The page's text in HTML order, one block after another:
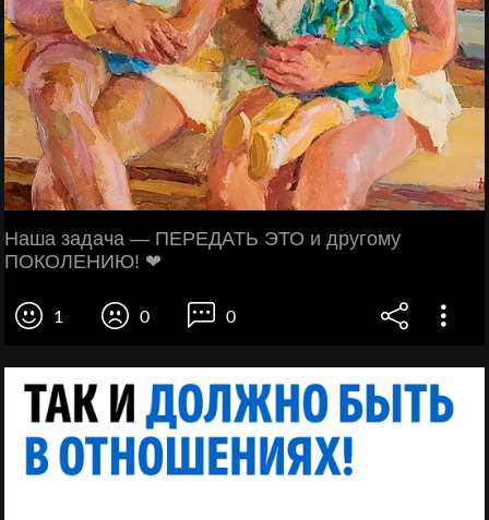
Наша задача — ПЕРЕДАТЬ ЭТО и другому
ПОКОЛЕНИЮ! ❤
1 0 0